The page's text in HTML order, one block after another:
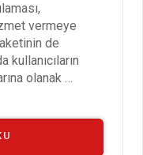
vermeye
de
olanak …